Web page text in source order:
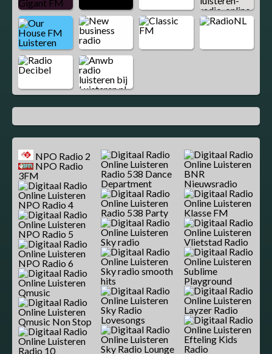
NPO Radio 2
NPO Radio
3FM
NPO Radio 4
NPO Radio 5
NPO Radio 6
Qmusic
Qmusic Non Stop
Radio 10
Radio 538 Dance
Department
Radio 538 Party
Sky radio
Sky radio smooth
hits
Sky Radio
Lovesongs
Sky Radio Lounge
BNR
Nieuwsradio
Klasse FM
Vlietstad Radio
Sublime
Playground
Layzer Radio
Efteling Kids
Radio